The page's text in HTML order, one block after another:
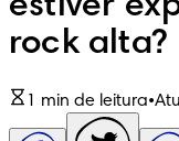
estiver
rock alta?
1 min de leitura•